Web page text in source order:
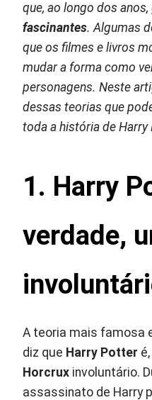
que, ao longo dos
fascinantes. Algumas
que os filmes e livros
mudar a forma como
personagens. Neste
dessas teorias que
toda a história de Harry
1. Harry
verdade,
A teoria mais famosa
diz que Harry Potter
Horcrux involuntário.
assassinato de Harry